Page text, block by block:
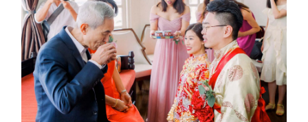
Our Services
Blogs
Galleries